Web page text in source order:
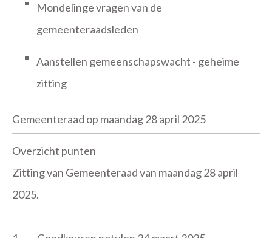
Mondelinge vragen van de
gemeenteraadsleden
Aanstellen gemeenschapswacht - geheime
zitting
Gemeenteraad op maandag 28 april 2025
Overzicht punten
Zitting van Gemeenteraad van maandag 28 april
2025.